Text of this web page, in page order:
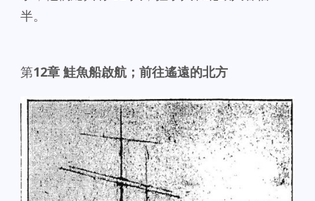
半。
第12章 鮭魚船啟航；前往遙遠的北方